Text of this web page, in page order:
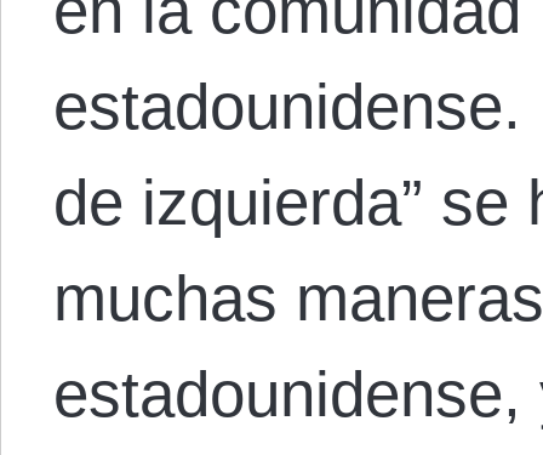
de izquierda” se
muchas